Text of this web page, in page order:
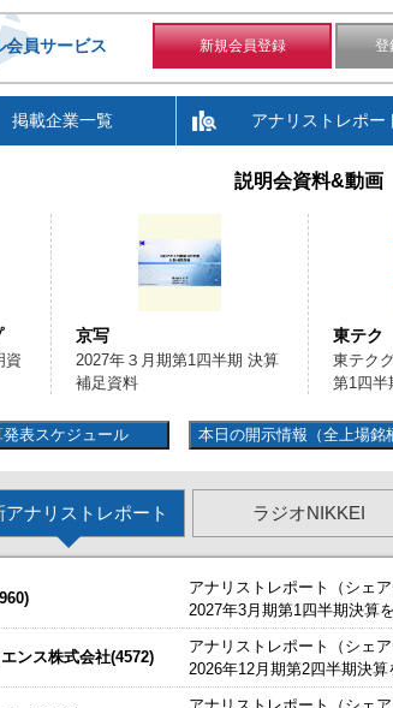
会員サービス 新規会員登録
登
掲載企業一覧 アナリストレポー
説明会資料&動画
資
京写
2027年３月期第1四半期 決算
補足資料
東テク
東テク
第1四半
表スケジュール 本日の開示情報（全上場銘
アナリストレポート ラジオNIKKEI
アナリストレポート（シェア
2027年3月期第1四半期決算
ンス株式会社(4572)
アナリストレポート（シェア
2026年12月期第2四半期決算
ました。 今すぐ登録
開始いたしました。